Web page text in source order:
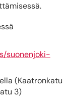
suonenjoki-
(Kaatronkatu
3)